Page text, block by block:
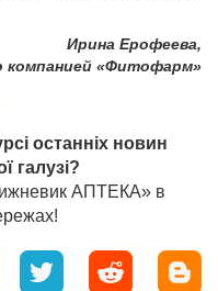
Ирина Ерофеева,
компанией «Фитофарм»
останніх новин
галузі?
АПТЕКА» в